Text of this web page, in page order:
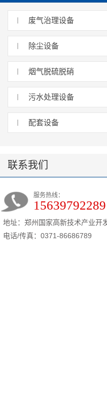
废气治理设备
除尘设备
烟气脱硫脱硝
污水处理设备
配套设备
联系我们
服务热线：
15639792289
地址：郑州国家高新技术产业开
电话/传真：0371-86686789